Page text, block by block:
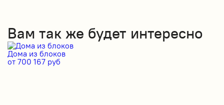
Вам так же будет интересно
Дома из блоков
от 700 167 руб